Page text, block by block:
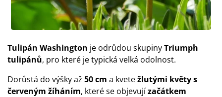
Tulipán Washington je odrůdou skupinyTriumph
tulipánů, pro které je typická velká odolnost.
Dorůstá do výšky až 50 cm a kvetežlutými květy s
červeným žíháním, které se objevujízačátkem